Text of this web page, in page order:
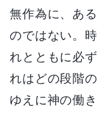
無作為に、あ
のではない。
れとともに必
れはどの段階
ゆえに神の働